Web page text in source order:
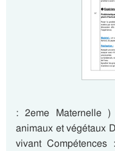
: 2eme Maternelle
animaux et végétaux
vivant Compétences